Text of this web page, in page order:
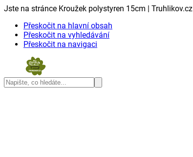
Jste na stránce Kroužek polystyren 15cm | Truhlikov.cz
Přeskočit na hlavní obsah
Přeskočit na vyhledávání
Přeskočit na navigaci